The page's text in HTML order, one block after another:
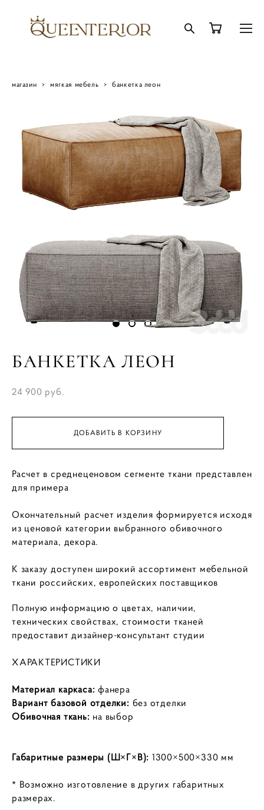
магазин > мягкая мебель > банкетка леон
БАНКЕТКА ЛЕОН
24 900 pуб.
ДОБАВИТЬ В КОРЗИНУ
Расчет в среднеценовом сегменте ткани представлен
для примера
Окончательный расчет изделия формируется исходя
из ценовой категории выбранного обивочного
материала, декора.
К заказу доступен широкий ассортимент мебельной
ткани российских, европейских поставщиков
Полную информацию о цветах, наличии,
технических свойствах, стоимости тканей
предоставит дизайнер-консультант студии
ХАРАКТЕРИСТИКИ
Материал каркаса:фанера
Вариант базовой отделки: без отделки
Обивочная ткань: на выбор
Габаритные размеры (Ш×Г×В): 1300×500×330 мм
* Возможно изготовление в других габаритных
размерах.